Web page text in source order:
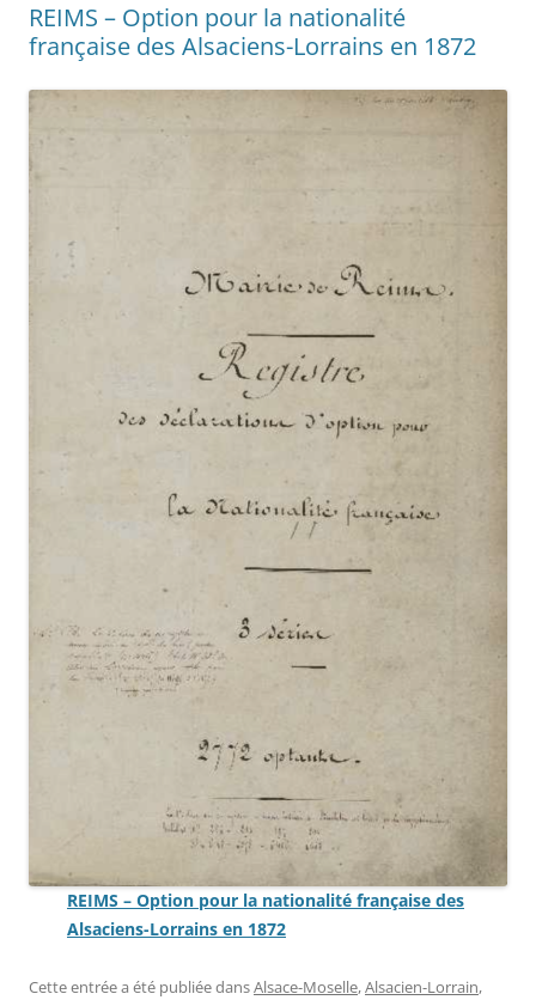
REIMS – Option pour la nationalité
française des Alsaciens-Lorrains en 1872
REIMS – Option pour la nationalité française des
Alsaciens-Lorrains en 1872
Cette entrée a été publiée dansAlsace-Moselle,Alsacien-Lorrain,